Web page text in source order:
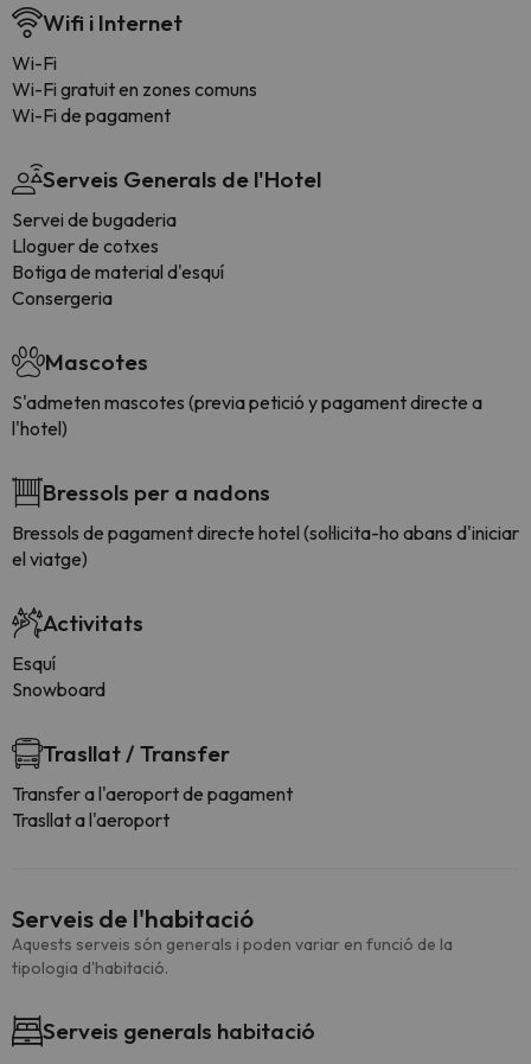
Wifi i Internet
Wi-Fi
Wi-Fi gratuit en zones comuns
Wi-Fi de pagament
Serveis Generals de l'Hotel
Servei de bugaderia
Lloguer de cotxes
Botiga de material d'esquí
Consergeria
Mascotes
S'admeten mascotes (previa petició y pagament directe a
l'hotel)
Bressols per a nadons
Bressols de pagament directe hotel (sol·licita-ho abans d'iniciar
el viatge)
Activitats
Esquí
Snowboard
Trasllat / Transfer
Transfer a l'aeroport de pagament
Trasllat a l'aeroport
Serveis de l'habitació
Aquests serveis són generals i poden variar en funció de la
tipologia d'habitació.
Serveis generals habitació